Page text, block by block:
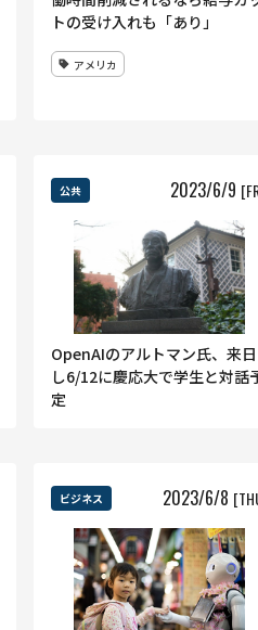
トの受け入れも「あり」
アメリカ
公共 2023/6/9
OpenAIのアルトマン氏、来日
し6/12に慶応大で学生と対話
定
ビジネス 2023/6/8